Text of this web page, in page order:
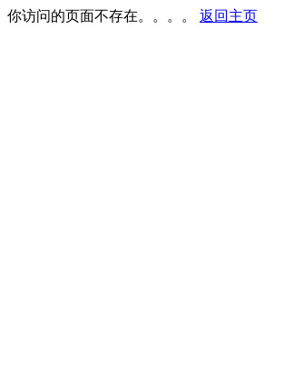
你访问的页面不存在。。。。 返回主页